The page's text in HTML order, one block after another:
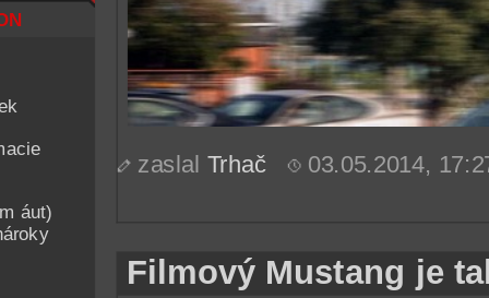
áut)
zaslal Trhač 03.05.2014,
Filmový Mustang je